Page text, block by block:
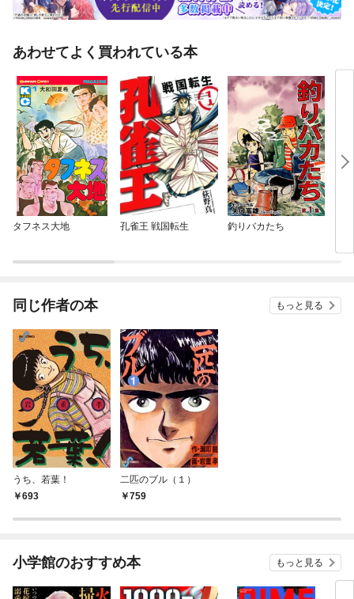
あわせてよく買われている本
タフネス大地 孔雀王 戦国転生 釣りバカたち
同じ作者の本 もっと見る
うち、若葉！
693
二匹のブル（１）
759
小学館のおすすめ本 もっと見る